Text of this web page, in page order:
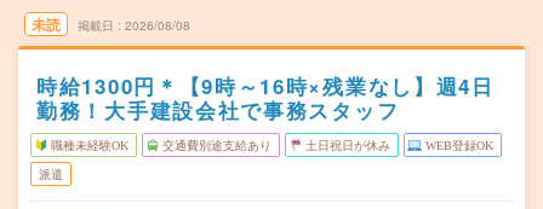
未読 掲載日 2026/08/08
時給1300円＊【9時～16時×残業なし】週4日
勤務！大手建設会社で事務スタッフ
職種未経験OK 交通費別途支給あり 土日祝日が休み WEB登録OK
派遣